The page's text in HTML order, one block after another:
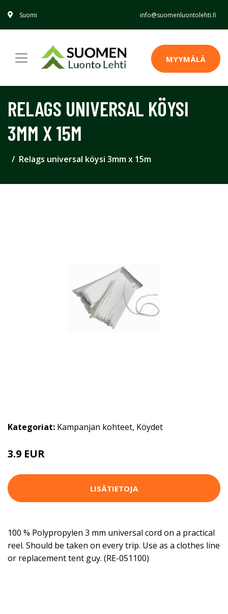
Suomi info@suomenluontolehti.fi
MYYMÄLÄ
RELAGS UNIVERSAL KÖYSI
3MM X 15M
Relags universal köysi 3mm x 15m
Kategoriat: Kampanjan kohteet, Köydet
3.9 EUR
LISÄTIETOJA
100 % Polypropylen 3 mm universal cord on a practical
reel. Should be taken on every trip. Use as a clothes line
or replacement tent guy. (RE-051100)